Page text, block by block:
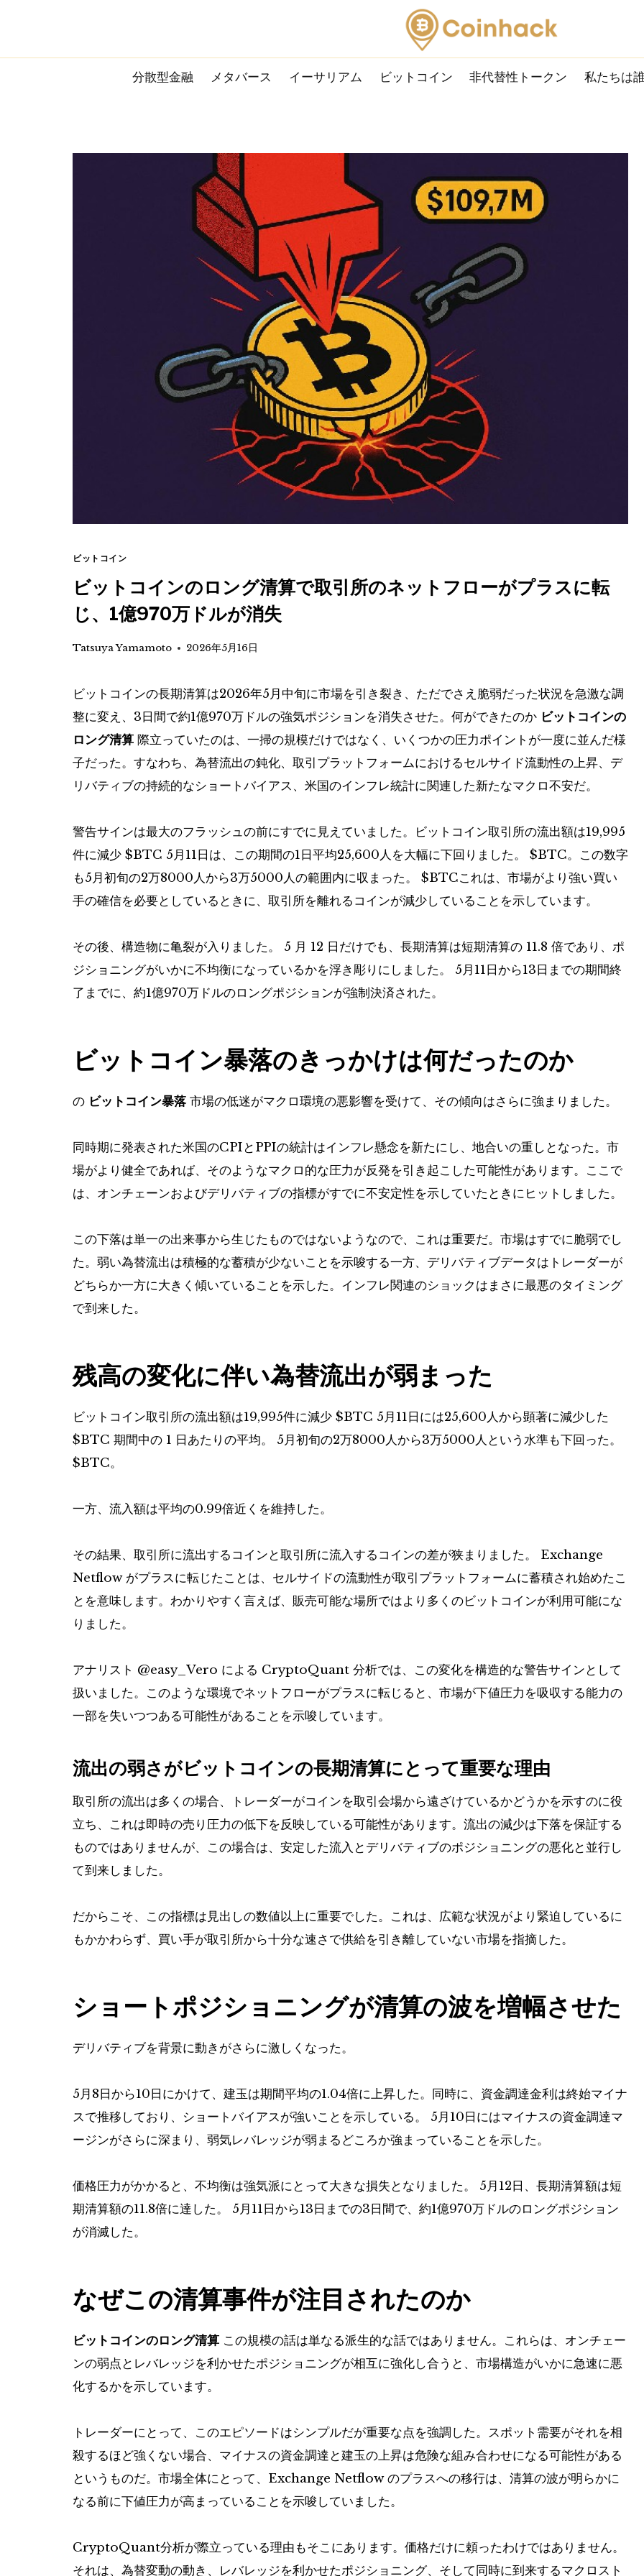
content
分散型金融 メタバース イーサリアム ビットコイン 非代替性トークン 私たちは
ビットコイン
ビットコインのロング清算で取引所のネットフローがプラスに転
じ、1億970万ドルが消失
Tatsuya Yamamoto 2026年5月16日
ビットコインの長期清算は2026年5月中旬に市場を引き裂き、ただでさえ脆弱だった状況を急激な調
整に変え、3日間で約1億970万ドルの強気ポジションを消失させた。何ができたのか ビットコインの
ロング清算 際立っていたのは、一掃の規模だけではなく、いくつかの圧力ポイントが一度に並んだ様
子だった。すなわち、為替流出の鈍化、取引プラットフォームにおけるセルサイド流動性の上昇、デ
リバティブの持続的なショートバイアス、米国のインフレ統計に関連した新たなマクロ不安だ。
警告サインは最大のフラッシュの前にすでに見えていました。ビットコイン取引所の流出額は19,995
件に減少 $BTC 5月11日は、この期間の1日平均25,600人を大幅に下回りました。 $BTC。この数字
も5月初旬の2万8000人から3万5000人の範囲内に収まった。 $BTCこれは、市場がより強い買い
手の確信を必要としているときに、取引所を離れるコインが減少していることを示しています。
その後、構造物に亀裂​​が入りました。 5 月 12 日だけでも、長期清算は短期清算の 11.8 倍であり、ポ
ジショニングがいかに不均衡になっているかを浮き彫りにしました。 5月11日から13日までの期間終
了までに、約1億970万ドルのロングポジションが強制決済された。
ビットコイン暴落のきっかけは何だったのか
の ビットコイン暴落 市場の低迷がマクロ環境の悪影響を受けて、その傾向はさらに強まりました。
同時期に発表された米国のCPIとPPIの統計はインフレ懸念を新たにし、地合いの重しとなった。市
場がより健全であれば、そのようなマクロ的な圧力が反発を引き起こした可能性があります。ここで
は、オンチェーンおよびデリバティブの指標がすでに不安定性を示していたときにヒットしました。
この下落は単一の出来事から生じたものではないようなので、これは重要だ。市場はすでに脆弱でし
た。弱い為替流出は積極的な蓄積が少ないことを示唆する一方、デリバティブデータはトレーダーが
どちらか一方に大きく傾いていることを示した。インフレ関連のショックはまさに​​最悪のタイミング
で到来した。
残高の変化に伴い為替流出が弱まった
ビットコイン取引所の流出額は19,995件に減少 $BTC 5月11日には25,600人から顕著に減少した
$BTC 期間中の 1 日あたりの平均。 5月初旬の2万8000人から3万5000人という水準も下回った。
$BTC。
一方、流入額は平均の0.99倍近くを維持した。
その結果、取引所に流出するコインと取引所に流入するコインの差が狭まりました。 Exchange
Netflow がプラスに転じたことは、セルサイドの流動性が取引プラットフォームに蓄積され始めたこ
とを意味します。わかりやすく言えば、販売可能な場所ではより多くのビットコインが利用可能にな
りました。
アナリスト @easy_Vero による CryptoQuant 分析では、この変化を構造的な警告サインとして
扱いました。このような環境でネットフローがプラスに転じると、市場が下値圧力を吸収する能力の
一部を失いつつある可能性があることを示唆しています。
流出の弱さがビットコインの長期清算にとって重要な理由
取引所の流出は多くの場合、トレーダーがコインを取引会場から遠ざけているかどうかを示すのに役
立ち、これは即時の売り圧力の低下を反映している可能性があります。流出の減少は下落を保証する
ものではありませんが、この場合は、安定した流入とデリバティブのポジショニングの悪化と並行し
て到来しました。
だからこそ、この指標は見出しの数値以上に重要でした。これは、広範な状況がより緊迫しているに
もかかわらず、買い手が取引所から十分な速さで供給を引き離していない市場を指摘した。
ショートポジショニングが清算の波を増幅させた
デリバティブを背景に動きがさらに激しくなった。
5月8日から10日にかけて、建玉は期間平均の1.04倍に上昇した。同時に、資金調達金利は終始マイナ
スで推移しており、ショートバイアスが強いことを示している。 5月10日にはマイナスの資金調達マ
ージンがさらに深まり、弱気レバレッジが弱まるどころか強まっていることを示した。
価格圧力がかかると、不均衡は強気派にとって大きな損失となりました。 5月12日、長期清算額は短
期清算額の11.8倍に達した。 5月11日から13日までの3日間で、約1億970万ドルのロングポジション
が消滅した。
なぜこの清算事件が注目されたのか
ビットコインのロング清算 この規模の話は単なる派生的な話ではありません。これらは、オンチェー
ンの弱点とレバレッジを利かせたポジショニングが相互に強化し合うと、市場構造がいかに急速に悪
化するかを示しています。
トレーダーにとって、このエピソードはシンプルだが重要な点を強調した。スポット需要がそれを相
殺するほど強くない場合、マイナスの資金調達と建玉の上昇は危険な組み合わせになる可能性がある
というものだ。市場全体にとって、Exchange Netflow のプラスへの移行は、清算の波が明らかに
なる前に下値圧力が高まっていることを示唆していました。
CryptoQuant分析が際立っている理由もそこにあります。価格だけに頼ったわけではありません。
それは、為替変動の動き、レバレッジを利かせたポジショニング、そして同時に到来するマクロスト